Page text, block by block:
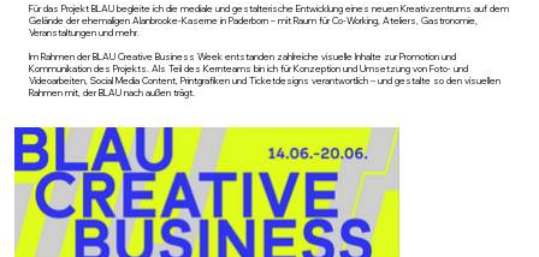
Für das Projekt BLAU begleite ich die mediale und gestalterische Entwicklung eines neuen Kreativzentrums auf dem
Gelände der ehemaligen Alanbrooke-Kaserne in Paderborn – mit Raum für Co-Working, Ateliers, Gastronomie,
Veranstaltungen und mehr.
Im Rahmen der BLAU Creative Business Week entstanden zahlreiche visuelle Inhalte zur Promotion und
Kommunikation des Projekts. Als Teil des Kernteams bin ich für Konzeption und Umsetzung von Foto- und
Videoarbeiten, Social Media Content, Printgrafiken und Ticketdesigns verantwortlich – und gestalte so den visuellen
Rahmen mit, der BLAU nach außen trägt.